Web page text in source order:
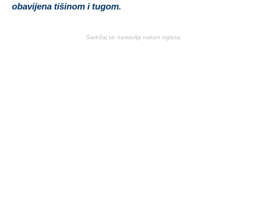
obavijena tišinom i tugom.
Sadržaj se nastavlja nakon oglasa